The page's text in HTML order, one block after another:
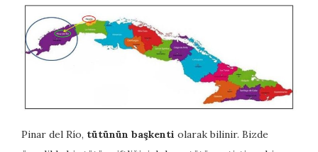
Pinar del Río, tütünün başkenti olarak bilinir. Bizde